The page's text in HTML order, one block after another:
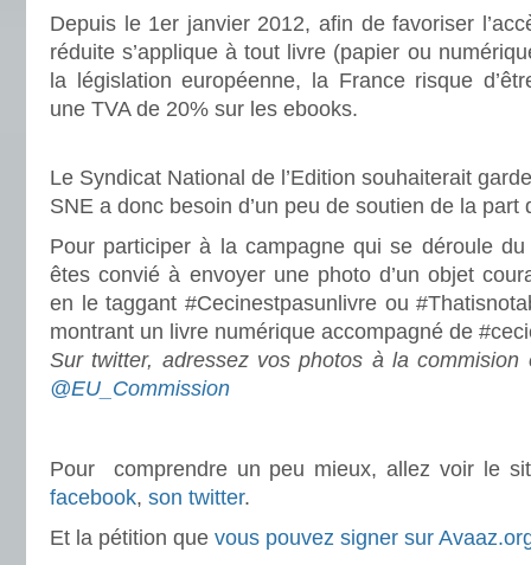
Depuis le 1er janvier 2012, afin de favoriser
réduite s’applique à tout livre (papier ou
la législation européenne, la France risque
une TVA de 20% sur les ebooks.
Le Syndicat National de l’Edition souhaiterait
SNE a donc besoin d’un peu de soutien de la part
Pour participer à la campagne qui se déroule
êtes convié à envoyer une photo d’un objet
en le taggant #Cecinestpasunlivre ou
montrant un livre numérique accompagné de
Sur twitter, adressez vos photos à la
@EU_Commission
Pour comprendre un peu mieux, allez voir le
facebook, son twitter.
Et la pétition que vous pouvez signer sur